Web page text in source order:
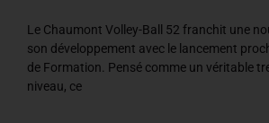
Le Chaumont Volley-Ball 52 franchit une
son développement avec le lancement
de Formation. Pensé comme un véritable
niveau, ce